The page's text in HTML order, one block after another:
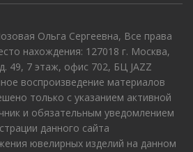
Ольга Сергеевна, Все права
нахождения: 127018 г. Москва,
49, 7 этаж, офис 702, БЦ JAZZ
воспроизведение материалов
только с указанием активной
и обязательным уведомлением
данного сайта
ювелирных изделий на данном